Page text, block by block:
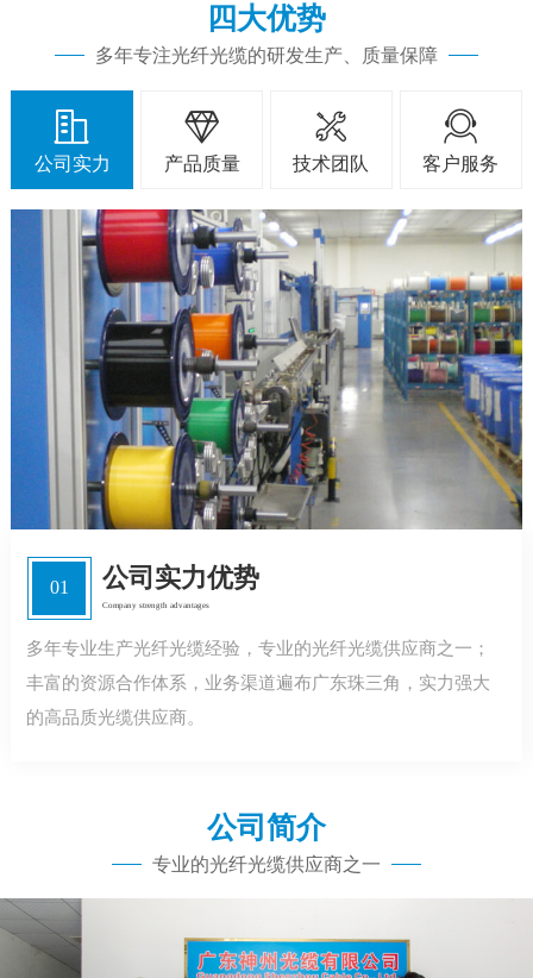
四大优势
多年专注光纤光缆的研发生产、质量保障

公司实力

产品质量

技术团队

客户服务
公司实力优势
Company strength advantages
01
多年专业生产光纤光缆经验，专业的光纤光缆供应商之一；
丰富的资源合作体系，业务渠道遍布广东珠三角，实力强大
的高品质光缆供应商。
公司简介
专业的光纤光缆供应商之一